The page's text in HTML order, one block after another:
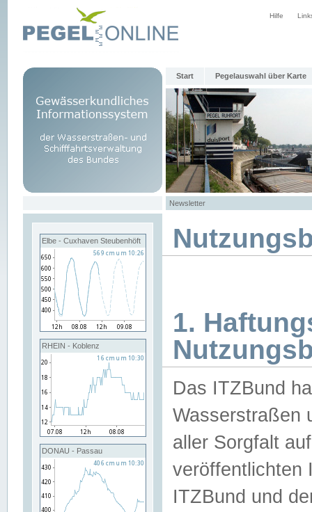
Hilfe
Start Pegelauswahl über Karte
Newsletter
Elbe - Cuxhaven Steubenhöft
RHEIN - Koblenz
DONAU - Passau
1.
Das ITZBund
Wasserstraßen
aller Sorgfalt
veröffentlichten
ITZBund und